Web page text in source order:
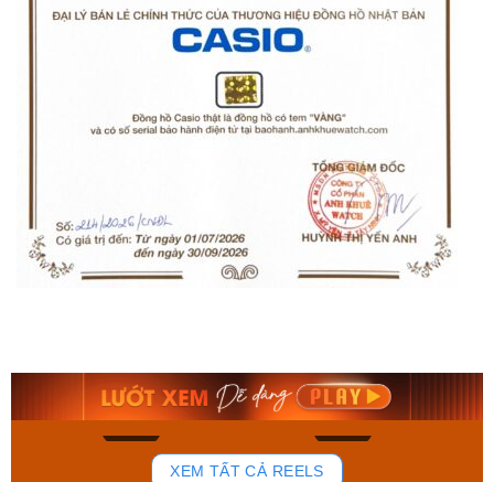
168
Mua ngay Mua ngay
XEM TẤT CẢ REELS